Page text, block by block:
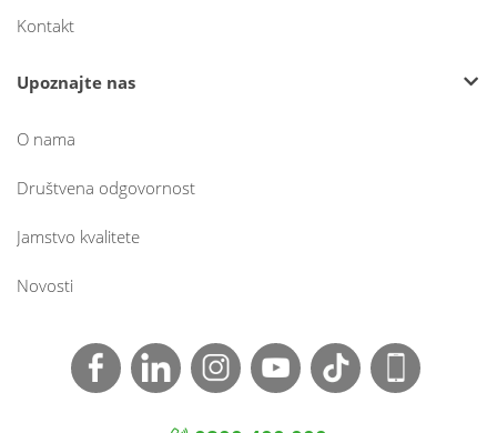
Kontakt
Upoznajte nas
O nama
Društvena odgovornost
Jamstvo kvalitete
Novosti